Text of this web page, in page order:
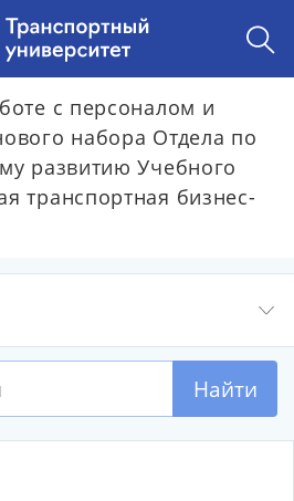
с персоналом и
набора Отдела по
развитию Учебного
транспортная бизнес-
Найти